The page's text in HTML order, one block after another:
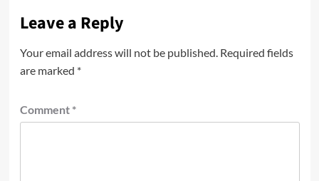
Leave a Reply
Your email address will not be published. Required fields
are marked *
Comment *